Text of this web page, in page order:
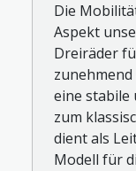
Die
Aspekt
Dreiräder
eine stabile
zum
dient als
Modell für